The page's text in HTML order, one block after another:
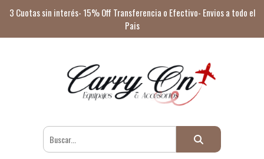
3 Cuotas sin interés- 15% Off Transferencia o Efectivo- Envios a todo el
Pais